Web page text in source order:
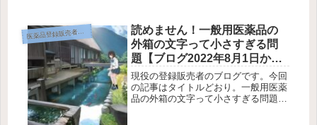
旅行や遊びも書いてみる。登録販売者
の仕事に興味がる人向けです。登録販
売...
医薬品登録販売者のブログ
読めません！一般用医薬品の
外箱の文字って小さすぎる問
題【ブログ2022年8月1日から8
日7日分】
現役の登録販売者のブログです。今回
の記事はタイトルどおり。一般用医薬
品の外箱の文字って小さすぎる問題で